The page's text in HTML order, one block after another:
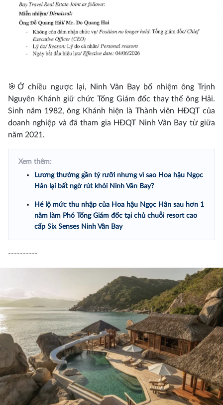
🎯Ở chiều ngược lại, Ninh Vân Bay bổ nhiệm ông Trịnh
Nguyên Khánh giữ chức Tổng Giám đốc thay thế ông Hải.
Sinh năm 1982, ông Khánh hiện là Thành viên HĐQT của
doanh nghiệp và đã tham gia HĐQT Ninh Vân Bay từ giữa
năm 2021.
Xem thêm:
Lương thưởng gần tỷ rưỡi nhưng vì sao Hoa hậu Ngọc
Hân lại bất ngờ rút khỏi Ninh Vân Bay?
Hé lộ mức thu nhập của Hoa hậu Ngọc Hân sau hơn 1
năm làm Phó Tổng Giám đốc tại chủ chuỗi resort cao
cấp Six Senses Ninh Vân Bay
----------